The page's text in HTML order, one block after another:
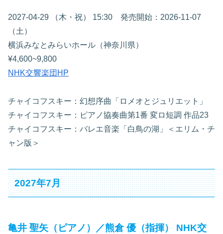
2027-04-29 （木・祝） 15:30 発売開始：2026-11-07
（土）
横浜みなとみらいホール（神奈川県）
¥4,600~9,800
NHK交響楽団HP
チャイコフスキー：幻想序曲「ロメオとジュリエット」
チャイコフスキー：ピアノ協奏曲第1番 変ロ短調 作品23
チャイコフスキー：バレエ音楽「白鳥の湖」＜エリム・チ
ャン版＞
2027年7月
亀井 聖矢（ピアノ）／熊倉 優（指揮） NHK交